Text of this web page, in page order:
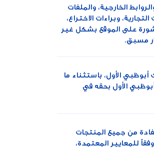
الخارجية، والملفات
وبراءات الاختراع،
على الموقع بشكل غير
مسبق.
الأول، باستثناء ما
الأول بحقه في
من جميع المنتجات
للمعايير المعتمدة،